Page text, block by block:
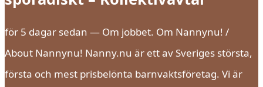
för 5 dagar sedan — Om jobbet. Om Nannynu! /
About Nannynu! Nanny.nu är ett av Sveriges största,
första och mest prisbelönta barnvaktsföretag. Vi är